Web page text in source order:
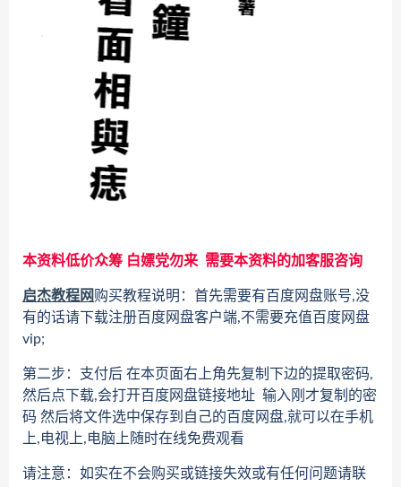
本资料低价众筹 白嫖党勿来 需要本资料的加客服咨询
启杰教程网购买教程说明：首先需要有百度网盘账号,没
有的话请下载注册百度网盘客户端,不需要充值百度网盘
vip;
第二步：支付后 在本页面右上角先复制下边的提取密码,
然后点下载,会打开百度网盘链接地址 输入刚才复制的密
码 然后将文件选中保存到自己的百度网盘,就可以在手机
上,电视上,电脑上随时在线免费观看
请注意：如实在不会购买或链接失效或有任何问题请联